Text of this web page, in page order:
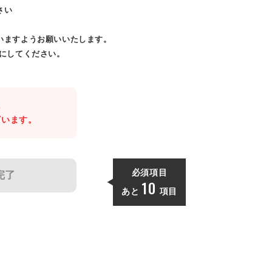
い
すようお願いいたします。
してください。
ます。
了 必須項目
あと 10 項目